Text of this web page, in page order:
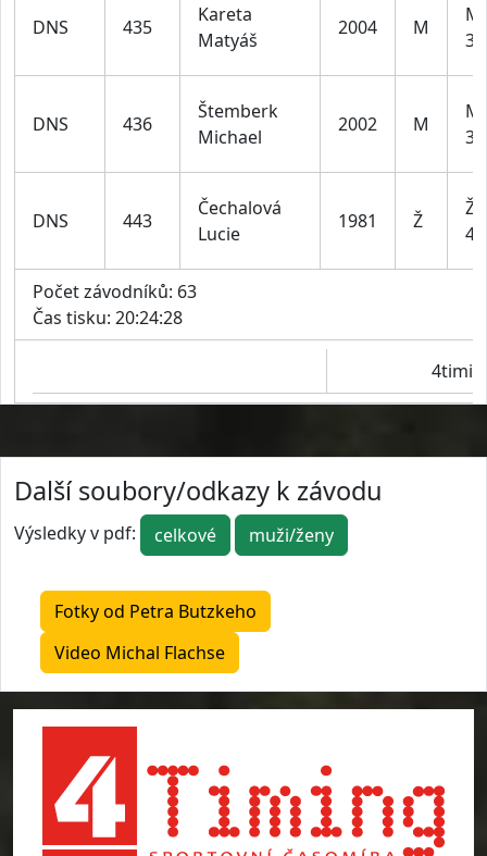
DNS 435
Kareta
Matyáš
2004 M
DNS 436
Štemberk
Michael
2002 M
DNS 443
Čechalová
Lucie
1981 Ž
Počet závodníků: 63
Čas tisku: 20:24:28
Další soubory/odkazy k závodu
Výsledky v pdf: celkové muži/ženy
Fotky od Petra Butzkeho
Video Michal Flachse